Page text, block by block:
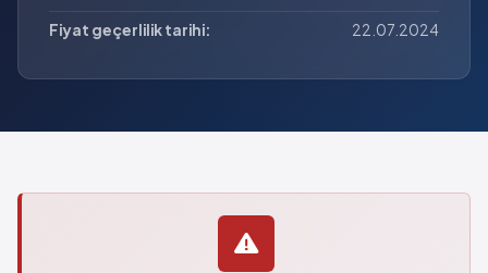
Fiyat geçerlilik tarihi:
22.07.2024